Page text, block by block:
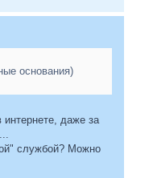
основания)
даже за
службой? Можно